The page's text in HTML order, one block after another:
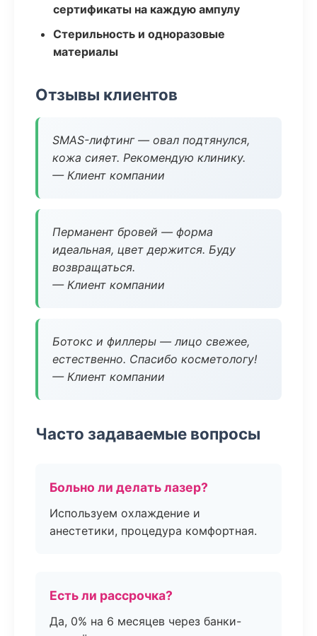
сертификаты на каждую ампулу
Стерильность и одноразовые
материалы
Отзывы клиентов
SMAS-лифтинг — овал подтянулся,
кожа сияет. Рекомендую клинику.
— Клиент компании
Перманент бровей — форма
идеальная, цвет держится. Буду
возвращаться.
— Клиент компании
Ботокс и филлеры — лицо свежее,
естественно. Спасибо косметологу!
— Клиент компании
Часто задаваемые вопросы
Больно ли делать лазер?
Используем охлаждение и
анестетики, процедура комфортная.
Есть ли рассрочка?
Да, 0% на 6 месяцев через банки-